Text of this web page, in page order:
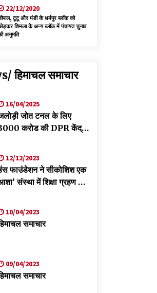
22/12/2020
टूटू और मंडी के धर्मपुर ब्लॉक को
शिमला के अन्य ब्लॉक में पंचायत चुनाव
अनुमति
हिमाचल समाचार
16/04/2025
जोत टनल के लिए
करोड की DPR केंद्र
12/12/2023
फाउंडेशन ने सीकोशिश एक
संस्था में शिक्षा ग्रहण कर
शिविर
10/04/2023
समाचार
09/04/2023
समाचार